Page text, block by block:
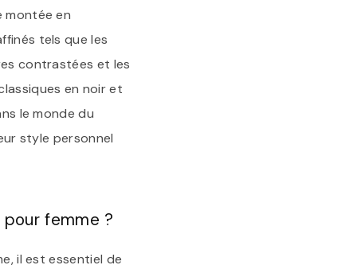
montée en
tels que les
contrastées et les
en noir et
le monde du
style personnel
femme ?
il est essentiel de